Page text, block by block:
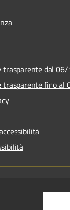
trasparente dal
trasparente fino